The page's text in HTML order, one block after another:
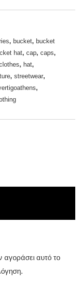
, bucket, bucket
hat, cap, caps,
, hat,
, streetwear,
,
αγοράσει αυτό το